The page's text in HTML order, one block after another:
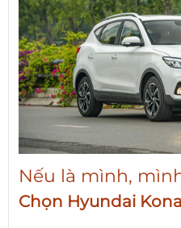
Nếu là mình,
Chọn Hyundai